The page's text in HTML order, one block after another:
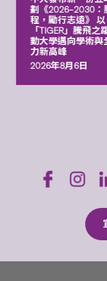
劃《2026‒2030：
程，勵行志遠》 以
「TIGER」騰飛之
動大學邁向學術與
力新高峰
2026年8月6日